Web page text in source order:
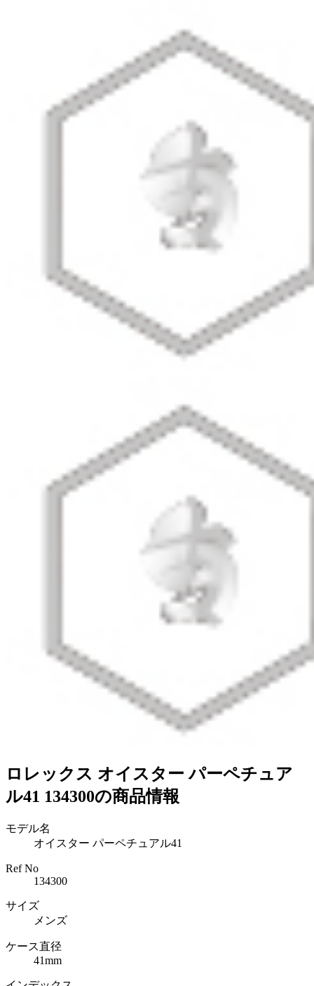
ロレックス オイスター パーペチュア
ル41 134300の商品情報
モデル名
オイスター パーペチュアル41
Ref No
134300
サイズ
メンズ
ケース直径
41mm